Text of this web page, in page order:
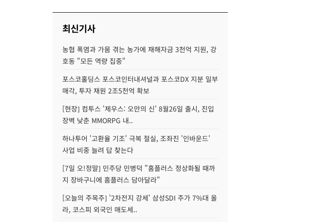
최신기사
농협 폭염과 가뭄 겪는 농가에 재해자금 3천억 지원, 강
호동 "모든 역량 집중"
포스코홀딩스 포스코인터내셔널과 포스코DX 지분 일부
매각, 투자 재원 2조5천억 확보
[현장] 컴투스 '제우스: 오만의 신' 8월26일 출시, 진입
장벽 낮춘 MMORPG 내..
하나투어 '고환율 기조' 극복 절실, 조좌진 '인바운드'
사업 비중 늘려 답 찾는다
[7일 오!정말] 민주당 민병덕 "홈플러스 정상화될 때까
지 장바구니에 홈플러스 담아달라"
[오늘의 주목주] '2차전지 강세' 삼성SDI 주가 7%대 올
라, 코스피 외국인 매도세..